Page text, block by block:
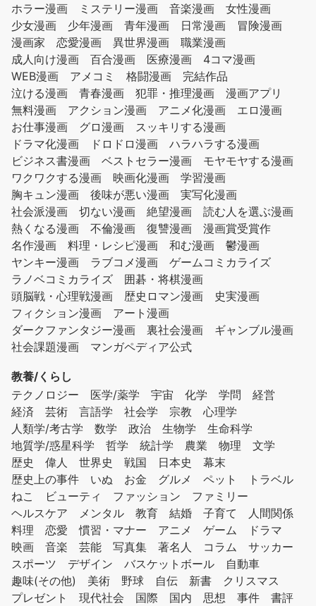
ホラー漫画
ミステリー漫画 音楽漫画
女性漫画
少女漫画
少年漫画 青年漫画 日常漫画
冒険漫画
漫画家
恋愛漫画 異世界漫画
職業漫画
成人向け漫画
百合漫画 医療漫画
4コマ漫画
WEB漫画
アメコミ 格闘漫画
完結作品
泣ける漫画
青春漫画 犯罪・推理漫画
漫画アプリ
無料漫画
アクション漫画 アニメ化漫画
エロ漫画
お仕事漫画
グロ漫画
スッキリする漫画
ドラマ化漫画
ドロドロ漫画
ハラハラする漫画
ビジネス書漫画
ベストセラー漫画
モヤモヤする漫画
ワクワクする漫画
映画化漫画
学習漫画
胸キュン漫画
後味が悪い漫画
実写化漫画
社会派漫画
切ない漫画 絶望漫画
読む人を選ぶ漫画
熱くなる漫画
不倫漫画 復讐漫画
漫画賞受賞作
名作漫画
料理・レシピ漫画 和む漫画
鬱漫画
ヤンキー漫画
ラブコメ漫画
ゲームコミカライズ
ラノベコミカライズ
囲碁・将棋漫画
頭脳戦・心理戦漫画
歴史ロマン漫画
史実漫画
フィクション漫画
アート漫画
ダークファンタジー漫画
裏社会漫画
ギャンブル漫画
社会課題漫画
マンガペディア公式
教養/くらし
テクノロジー
医学/薬学 宇宙 化学 学問
経営
経済
芸術 言語学 社会学 宗教
心理学
人類学/考古学
数学 政治 生物学
生命科学
地質学/惑星科学
哲学 統計学 農業 物理
文学
歴史
偉人 世界史 戦国 日本史
幕末
歴史上の事件
いぬ お金 グルメ ペット
トラベル
ねこ
ビューティ ファッション
ファミリー
ヘルスケア
メンタル 教育 結婚 子育て
人間関係
料理
恋愛 慣習・マナー アニメ ゲーム
ドラマ
映画
音楽 芸能 写真集 著名人 コラム
サッカー
スポーツ
デザイン バスケットボール
自動車
趣味(その他)
美術 野球 自伝 新書
クリスマス
プレゼント
現代社会 国際 国内 思想 事件
書評